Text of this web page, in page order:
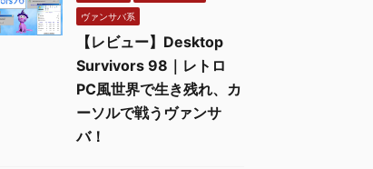
ヴァンサバ系
【レビュー】Desktop
Survivors 98｜レトロ
PC風世界で生き残れ、カ
ーソルで戦うヴァンサ
バ！